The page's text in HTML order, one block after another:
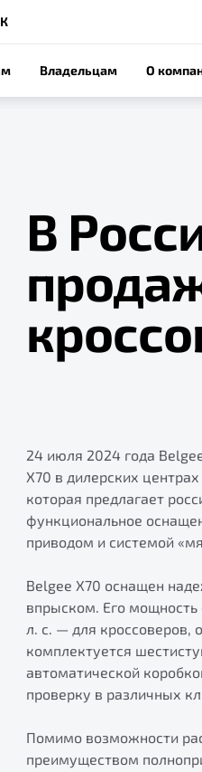
Владельцам О
В
24 июля 2024 года
X70 в дилерских
которая предлагает
функциональное
приводом и системой
Belgee X70 оснащен
впрыском. Его мощность
л. с. — для кроссоверов,
комплектуется
автоматической
проверку в различных
Помимо возможности
преимуществом